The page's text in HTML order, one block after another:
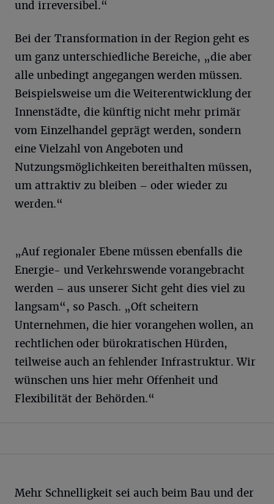
und irreversibel.“
Bei der Transformation in der Region geht es
um ganz unterschiedliche Bereiche, „die aber
alle unbedingt angegangen werden müssen.
Beispielsweise um die Weiterentwicklung der
Innenstädte, die künftig nicht mehr primär
vom Einzelhandel geprägt werden, sondern
eine Vielzahl von Angeboten und
Nutzungsmöglichkeiten bereithalten müssen,
um attraktiv zu bleiben – oder wieder zu
werden.“
„Auf regionaler Ebene müssen ebenfalls die
Energie- und Verkehrswende vorangebracht
werden – aus unserer Sicht geht dies viel zu
langsam“, so Pasch. „Oft scheitern
Unternehmen, die hier vorangehen wollen, an
rechtlichen oder bürokratischen Hürden,
teilweise auch an fehlender Infrastruktur. Wir
wünschen uns hier mehr Offenheit und
Flexibilität der Behörden.“
Mehr Schnelligkeit sei auch beim Bau und der